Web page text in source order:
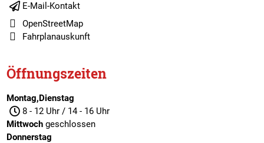
E-Mail-Kontakt
OpenStreetMap
Fahrplanauskunft
Öffnungszeiten
Montag,Dienstag
8 - 12 Uhr / 14 - 16 Uhr
Mittwochgeschlossen
Donnerstag